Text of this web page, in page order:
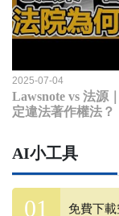
2025-07-04
Lawsnote vs 法源
定違法著作權法？
AI小工具
免費下